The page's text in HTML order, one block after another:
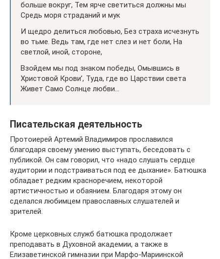
больше вокруг, Тем ярче светиться должны мы
Средь моря страданий и мук
И щедро делиться любовью, Без страха исчезнуть
во тьме. Ведь там, где нет слез и нет боли, На
светлой, иной, стороне,
Взойдем мы под знаком победы, Омывшись в
Христовой Крови’, Туда, где во Царствии света
Живет Само Солнце любви…
Писательская деятельность
Протоиерей Артемий Владимиров прославился
благодаря своему умению выступать, беседовать с
публикой. Он сам говорил, что «надо слушать сердце
аудитории и подстраиваться под ее дыхание». Батюшка
обладает редким красноречием, некоторой
артистичностью и обаянием. Благодаря этому он
сделался любимцем православных слушателей и
зрителей.
Кроме церковных служб батюшка продолжает
преподавать в Духовной академии, а также в
Елизаветинской гимназии при Марфо-Мариинской